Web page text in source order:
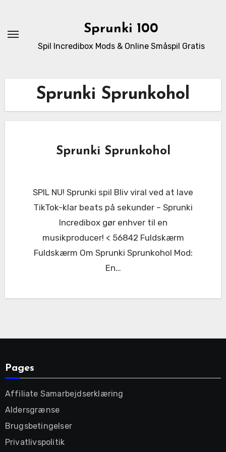
content
Sprunki 100
Spil Incredibox Mods & Online Småspil Gratis
Sprunki Sprunkohol
Sprunki Sprunkohol
SPIL NU! Sprunki spil Bliv viral ved at lave
TikTok-klar beats på sekunder – Sprunki
Incredibox gør enhver til en
musikproducer! < 56842 Fuldskærm
Fuldskærm Om Sprunki Sprunkohol Mod:
En…
Pages
Affiliate Samarbejdserklæring
Aldersgrænse
Brugsbetingelser
Privatlivspolitik